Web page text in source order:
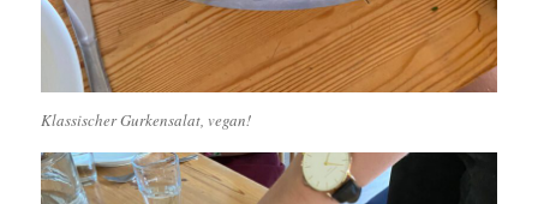
Klassischer Gurkensalat, vegan!